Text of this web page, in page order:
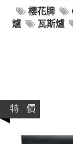
櫻花牌
爐
瓦斯爐
特 價